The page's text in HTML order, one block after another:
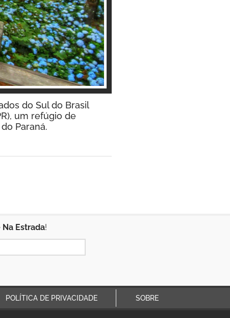
do Sul do Brasil
um refúgio de
Paraná.
Na Estrada!
POLÍTICA DE PRIVACIDADE SOBRE